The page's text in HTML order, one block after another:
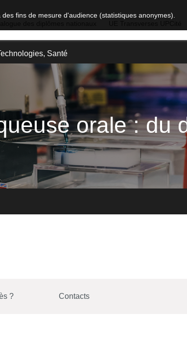
fins de mesure d'audience (statistiques anonymes).
Santé
orale : du
? Contacts